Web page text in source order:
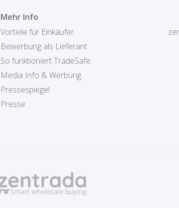
Mehr Info
Vorteile für Einkäufer
Bewerbung als Lieferant
So funktioniert TradeSafe
Media Info & Werbung
Pressespiegel
Presse